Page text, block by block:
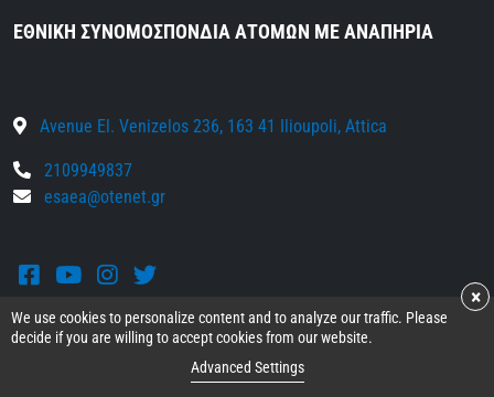
ΕΘΝΙΚΗ ΣΥΝΟΜΟΣΠΟΝΔΙΑ ΑΤΟΜΩΝ ΜΕ ΑΝΑΠΗΡΙΑ
Avenue El. Venizelos 236, 163 41 Ilioupoli, Attica
2109949837
esaea@otenet.gr
FacebookYoutubeInstagram
Twitter
© 2026 IN-ESAmeA
We use cookies to personalize content and to analyze our traffic. Please
decide if you are willing to accept cookies from our website.
Advanced Settings
×